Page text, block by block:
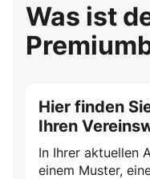
Was ist
Hier finden
Ihren
In Ihrer aktuellen
einem Muster,